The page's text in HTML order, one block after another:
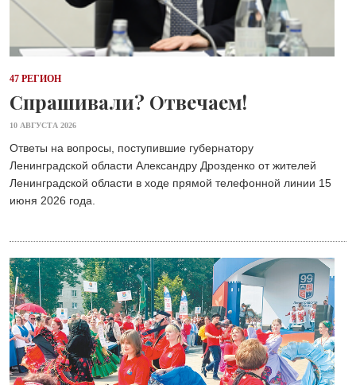
47 РЕГИОН
Спрашивали? Отвечаем!
10 АВГУСТА 2026
Ответы на вопросы, поступившие губернатору
Ленинградской области Александру Дрозденко от жителей
Ленинградской области в ходе прямой телефонной линии 15
июня 2026 года.